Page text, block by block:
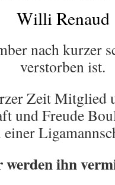
Willi Renaud
nach kurzer
verstorben ist.
Zeit Mitglied
und Freude
ihn